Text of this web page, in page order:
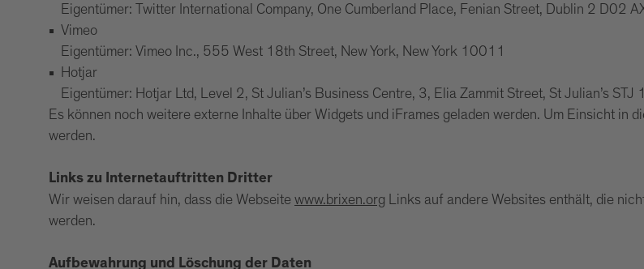
Eigentümer: Twitter International Company, One Cumberland Place, Fenian Street, Dublin 2 D02
Vimeo
Eigentümer: Vimeo Inc., 555 West 18th Street, New York, New York 10011
Hotjar
Eigentümer: Hotjar Ltd, Level 2, St Julian’s Business Centre, 3, Elia Zammit Street, St Julian’s
Es können noch weitere externe Inhalte über Widgets und iFrames geladen werden. Um Einsicht in
werden.
Links zu Internetauftritten Dritter
Wir weisen darauf hin, dass die Webseite www.brixen.org Links auf andere Websites enthält, die
werden.
Aufbewahrung und Löschung der Daten